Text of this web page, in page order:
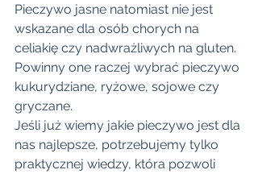
Pieczywo jasne natomiast nie jest
wskazane dla osób chorych na
celiakię czy nadwrażliwych na gluten.
Powinny one raczej wybrać pieczywo
kukurydziane, ryżowe, sojowe czy
gryczane.
Jeśli już wiemy jakie pieczywo jest dla
nas najlepsze, potrzebujemy tylko
praktycznej wiedzy, która pozwoli